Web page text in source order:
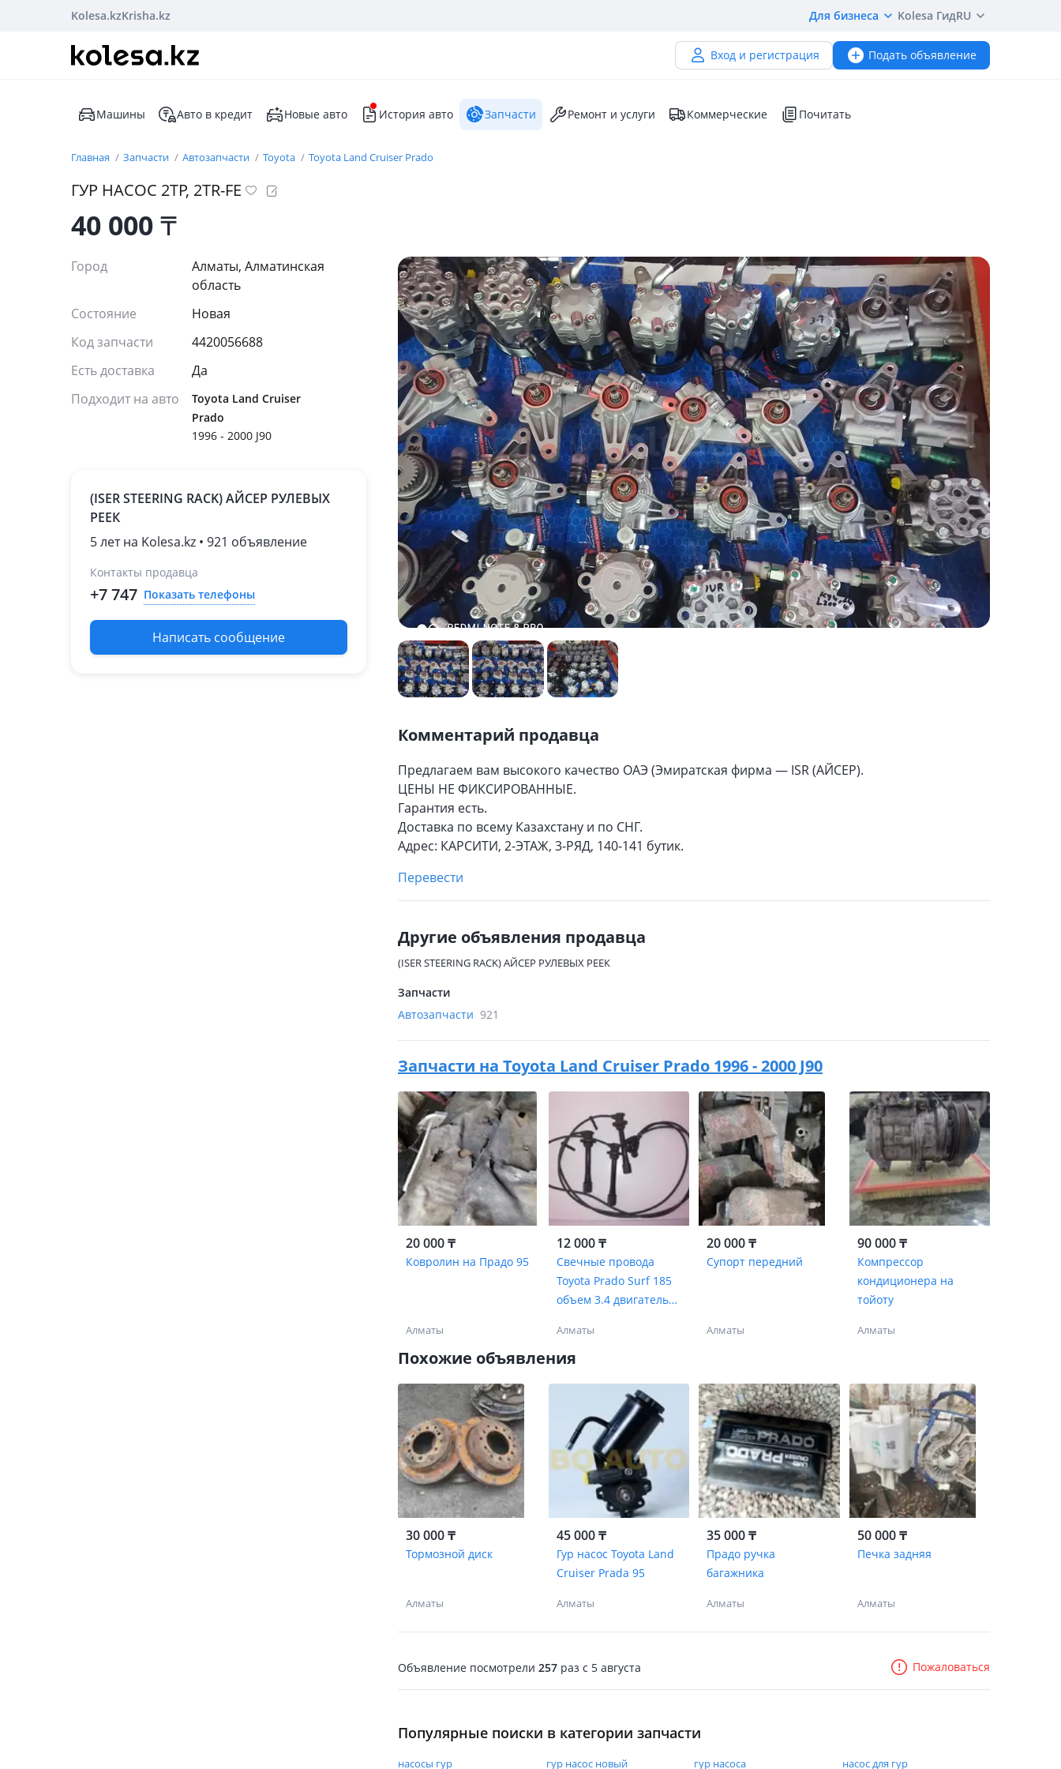
Kolesa.kzKrisha.kz Для бизнеса Kolesa ГидRU
Вход и регистрация Подать объявление
Машины Авто в кредит Новые авто История авто Запчасти Ремонт и услуги Коммерческие Почитать
Главная Запчасти Автозапчасти Toyota Toyota Land Cruiser Prado
ГУР НАСОС 2ТР, 2TR-FE
40 000₸
Город
Алматы, Алматинская
область
Состояние
Новая
Код запчасти
4420056688
Есть доставка
Да
Подходит на авто
Toyota Land Cruiser
Prado
1996 - 2000 J90
(ISER STEERING RACK) АЙСЕР РУЛЕВЫХ
РЕЕК
5 лет на Kolesa.kz • 921 объявление
Контакты продавца
+7 747 Показать телефоны
Написать сообщение
Комментарий продавца
Предлагаем вам высокого качество ОАЭ (Эмиратская фирма — ISR (АЙСЕР).
ЦЕНЫ НЕ ФИКСИРОВАННЫЕ.
Гарантия есть.
Доставка по всему Казахстану и по СНГ.
Адрес: КАРСИТИ, 2-ЭТАЖ, 3-РЯД, 140-141 бутик.
Перевести
Другие объявления продавца
(ISER STEERING RACK) АЙСЕР РУЛЕВЫХ РЕЕК
Запчасти
Автозапчасти 921
Запчасти на Toyota Land Cruiser Prado 1996 - 2000 J90
20 000 ₸
Ковролин на Прадо 95
Алматы
12 000 ₸
Свечные провода
Toyota Prado Surf 185
объем 3.4 двигатель
Алматы
20 000 ₸
Супорт передний
Алматы
90 000 ₸
Компрессор
кондиционера на
тойоту
Алматы
Похожие объявления
30 000 ₸
Тормозной диск
Алматы
45 000 ₸
Гур насос Toyota Land
Cruiser Prada 95
Алматы
35 000 ₸
Прадо ручка
багажника
Алматы
50 000 ₸
Печка задняя
Алматы
Объявление посмотрели 257 раз c 5 августа Пожаловаться
Популярные поиски в категории запчасти
насосы гур гур насос новый гур насоса насос для гур